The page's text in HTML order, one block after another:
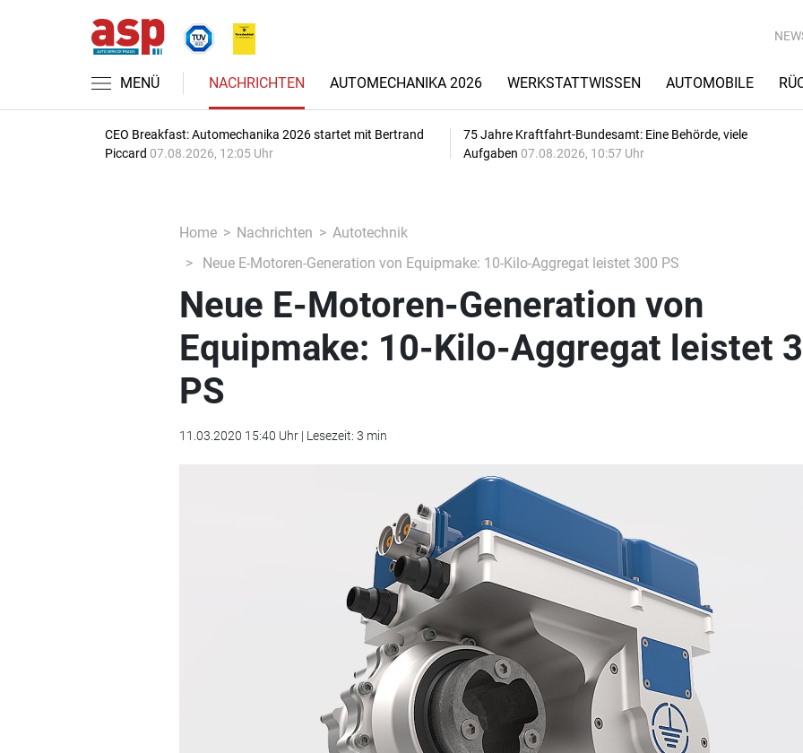
MENÜ NACHRICHTEN AUTOMECHANIKA 2026 WERKSTATTWISSEN AUTOMOBILE
CEO Breakfast: Automechanika 2026 startet mit Bertrand
Piccard 07.08.2026, 12:05 Uhr
75 Jahre Kraftfahrt-Bundesamt: Eine Behörde, viele
Aufgaben 07.08.2026, 10:57 Uhr
Home Nachrichten
Autotechnik
Neue E-Motoren-Generation von Equipmake: 10-Kilo-Aggregat leistet 300 PS
Neue E-Motoren-Generation von
Equipmake: 10-Kilo-Aggregat leistet
PS
11.03.2020 15:40 Uhr | Lesezeit: 3 min